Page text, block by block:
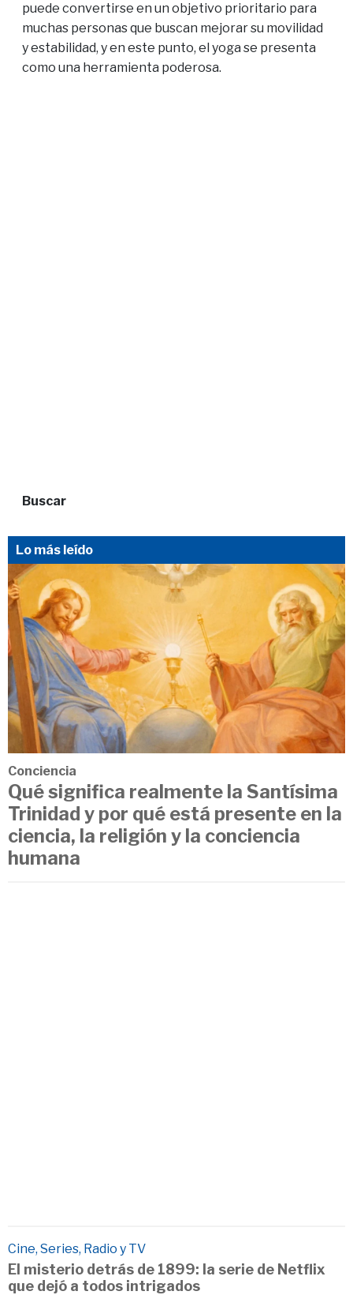
puede convertirse en un objetivo prioritario para
muchas personas que buscan mejorar su movilidad
y estabilidad, y en este punto, el yoga se presenta
como una herramienta poderosa.
Buscar
Lo más leído
Conciencia
Qué significa realmente la Santísima
Trinidad y por qué está presente en la
ciencia, la religión y la conciencia
humana
Cine, Series, Radio y TV
El misterio detrás de 1899: la serie de Netflix
que dejó a todos intrigados